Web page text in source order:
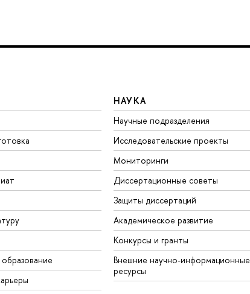
НАУКА
Научные подразделения
Исследовательские проекты
Мониторинги
Диссертационные советы
Защиты диссертаций
Академическое развитие
Конкурсы и гранты
Внешние научно-информационные
ресурсы